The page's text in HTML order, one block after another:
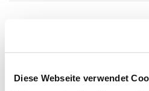
Diese Webseite verwendet
Einsatz von
Verarbeitung Ihrer Daten